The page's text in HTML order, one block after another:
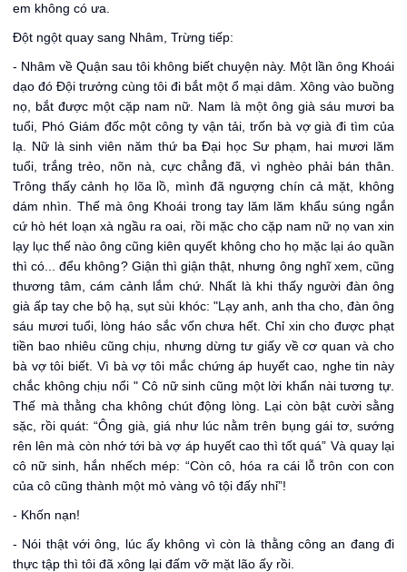
em không có ưa.
Đột ngột quay sang Nhâm, Trừng tiếp:
- Nhâm về Quận sau tôi không biết chuyện này. Một lần ông Khoái
dạo đó Đội trưởng cùng tôi đi bắt một ổ mại dâm. Xông vào buồng
nọ, bắt được một cặp nam nữ. Nam là một ông già sáu mươi ba
tuổi, Phó Giám đốc một công ty vận tải, trốn bà vợ già đi tìm của
lạ. Nữ là sinh viên năm thứ ba Đại học Sư phạm, hai mươi lăm
tuổi, trắng trẻo, nõn nà, cực chẳng đã, vì nghèo phải bán thân.
Trông thấy cảnh họ lõa lồ, mình đã ngượng chín cả mặt, không
dám nhìn. Thế mà ông Khoái trong tay lăm lăm khẩu súng ngắn
cứ hò hét loạn xà ngầu ra oai, rồi mặc cho cặp nam nữ nọ van xin
lạy lục thế nào ông cũng kiên quyết không cho họ mặc lại áo quần
thì có... đểu không? Giận thì giận thật, nhưng ông nghĩ xem, cũng
thương tâm, cám cảnh lắm chứ. Nhất là khi thấy người đàn ông
già ấp tay che bộ hạ, sụt sùi khóc: "Lạy anh, anh tha cho, đàn ông
sáu mươi tuổi, lòng háo sắc vốn chưa hết. Chỉ xin cho được phạt
tiền bao nhiêu cũng chịu, nhưng dừng tư giấy về cơ quan và cho
bà vợ tôi biết. Vì bà vợ tôi mắc chứng áp huyết cao, nghe tin này
chắc không chịu nổi " Cô nữ sinh cũng một lời khẩn nài tương tự.
Thế mà thằng cha không chút động lòng. Lại còn bật cười sằng
sặc, rồi quát: “Ông già, giá như lúc nằm trên bụng gái tơ, sướng
rên lên mà còn nhớ tới bà vợ áp huyết cao thì tốt quá” Và quay lại
cô nữ sinh, hắn nhếch mép: “Còn cô, hóa ra cái lỗ trôn con con
của cô cũng thành một mỏ vàng vô tội đấy nhỉ”!
- Khốn nạn!
- Nói thật với ông, lúc ấy không vì còn là thằng công an đang đi
thực tập thì tôi đã xông lại đấm vỡ mặt lão ấy rồi.